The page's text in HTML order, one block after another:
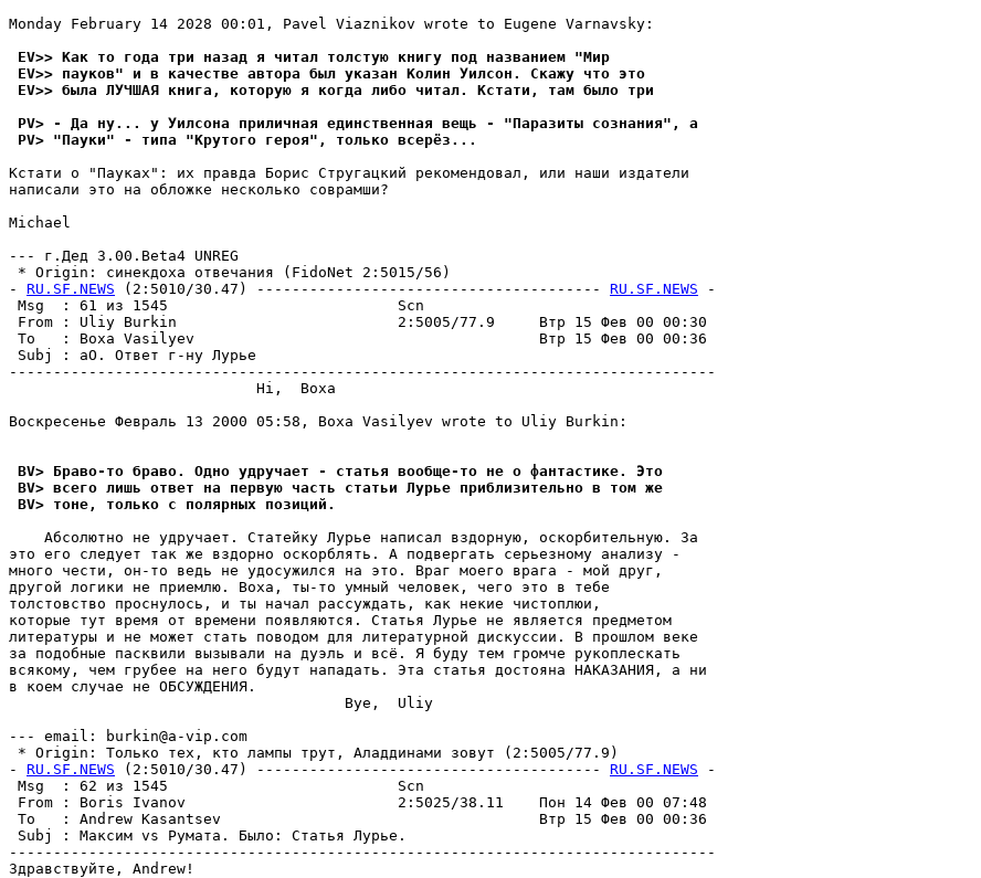
Monday February 14 2028 00:01, Pavel Viaznikov wrote to Eugene Varnavsky:
EV>> Как то года три назад я читал толстую книгу под названием "Мир
EV>> пауков" и в качестве автора был указан Колин Уилсон. Скажу что это
EV>> была ЛУЧШАЯ книга, которую я когда либо читал. Кстати, там было три
PV> - Да ну... у Уилсона приличная единственная вещь - "Паразиты сознания", а
PV> "Пауки" - типа "Крутого героя", только всерёз...
Кстати о "Пауках": их правда Борис Стругацкий рекомендовал, или наши издатели
написали это на обложке несколько соврамши?
Michael
--- г.Дед 3.00.Beta4 UNREG
* Origin: синекдоха отвечания (FidoNet 2:5015/56)
- RU.SF.NEWS (2:5010/30.47) --------------------------------------- RU.SF.NEWS -
Msg  : 61 из 1545                          Scn
From : Uliy Burkin                         2:5005/77.9     Втр 15 Фев 00 00:30
To   : Boxa Vasilyev                                       Втр 15 Фев 00 00:36
Subj : аО. Ответ г-нy Лypье
--------------------------------------------------------------------------------
                            Hi,  Boxa
Воскресенье Февраль 13 2000 05:58, Boxa Vasilyev wrote to Uliy Burkin:
BV> Браво-то браво. Одно удручает - статья вообще-то не о фантастике. Это
BV> всего лишь ответ на первую часть статьи Лурье приблизительно в том же
BV> тоне, только с полярных позиций.
    Абсолютно не удручает. Статейку Лурье написал вздорную, оскорбительную. За
это его следует так же вздорно оскорблять. А подвергать серьезному анализу -
много чести, он-то ведь не удосужился на это. Враг моего врага - мой друг,
другой логики не приемлю. Воха, ты-то умный человек, чего это в тебе
толстовство проснулось, и ты начал рассуждать, как некие чистоплюи,
которые тут время от времени появляются. Статья Лурье не является предметом
литературы и не может стать поводом для литературной дискуссии. В прошлом веке
за подобные пасквили вызывали на дуэль и всё. Я буду тем громче рукоплескать
всякому, чем грубее на него будут нападать. Эта статья достояна НАКАЗАНИЯ, а ни
в коем случае не ОБСУЖДЕHИЯ.
                                      Bye,  Uliy
--- email: burkin@a-vip.com
* Origin: Только тех, кто лампы трут, Аладдинами зовут (2:5005/77.9)
- RU.SF.NEWS (2:5010/30.47) --------------------------------------- RU.SF.NEWS -
Msg  : 62 из 1545                          Scn
From : Boris Ivanov                        2:5025/38.11    Пон 14 Фев 00 07:48
To   : Andrew Kasantsev                                    Втр 15 Фев 00 00:36
Subj : Максим vs Румата. Было: Статья Лурье.
--------------------------------------------------------------------------------
Здравствуйте, Andrew!